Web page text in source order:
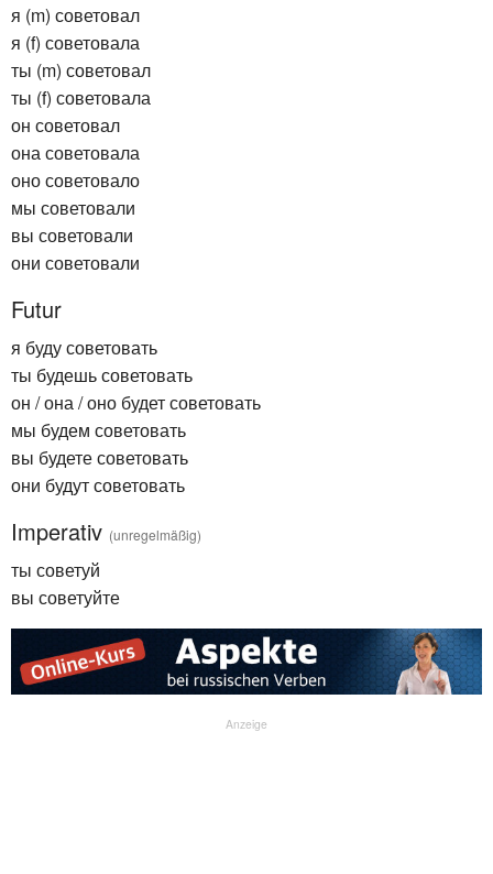
я (m) советовал
я (f) советовала
ты (m) советовал
ты (f) советовала
он советовал
она советовала
оно советовало
мы советовали
вы советовали
они советовали
Futur
я буду советовать
ты будешь советовать
он / она / оно будет советовать
мы будем советовать
вы будете советовать
они будут советовать
Imperativ (unregelmäßig)
ты советуй
вы советуйте
Anzeige